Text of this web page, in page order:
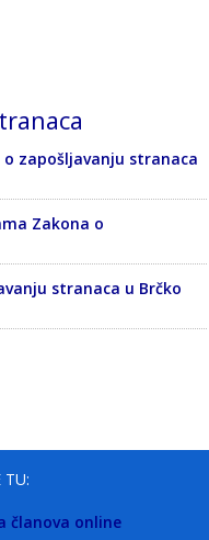
o zapošljavanju stranaca
Zakona o
stranaca u Brčko
TU:
članova online